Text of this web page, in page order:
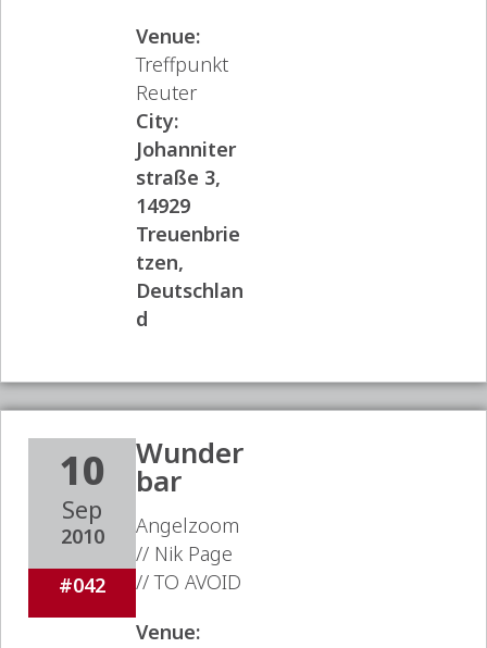
Venue:
Treffpunkt
Reuter
City:
Johanniter
straße 3,
14929
Treuenbrie
tzen,
Deutschlan
d
10
Sep
2010
#042
Wunder
bar
Angelzoom
// Nik Page
// TO AVOID
Venue: